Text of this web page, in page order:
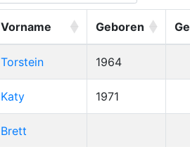
Vorname Geboren
Torstein 1964
Katy 1971
Brett